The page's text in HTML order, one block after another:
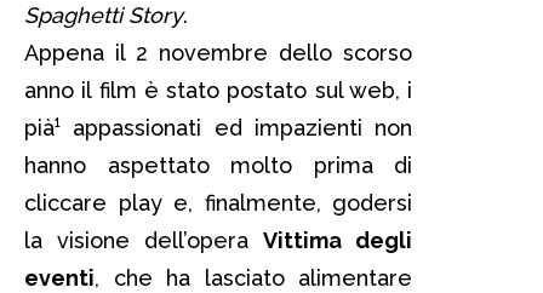
Spaghetti Story.
Appena il 2 novembre dello scorso
anno il film è stato postato sul web, i
pià¹ appassionati ed impazienti non
hanno aspettato molto prima di
cliccare play e, finalmente, godersi
la visione dell’opera Vittima degli
eventi, che ha lasciato alimentare